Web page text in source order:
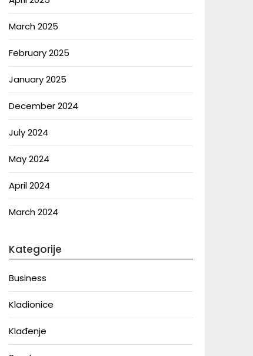
March 2025
February 2025
January 2025
December 2024
July 2024
May 2024
April 2024
March 2024
Kategorije
Business
Kladionice
Klađenje